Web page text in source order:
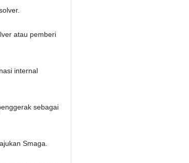
atau pemberi
internal
sebagai
Smaga.